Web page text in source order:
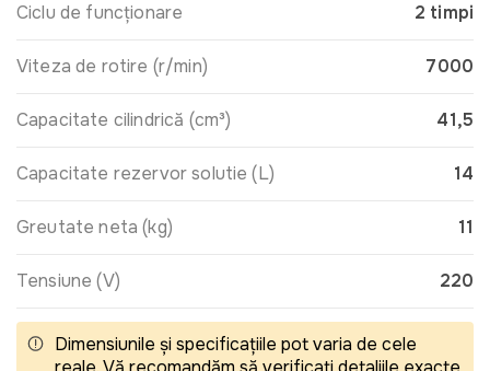
Ciclu de funcționare 2 timpi
Viteza de rotire (r/min) 7000
Capacitate cilindrică (cm³) 41,5
Capacitate rezervor solutie (L) 14
Greutate neta (kg) 11
Tensiune (V) 220
Dimensiunile și specificațiile pot varia de cele